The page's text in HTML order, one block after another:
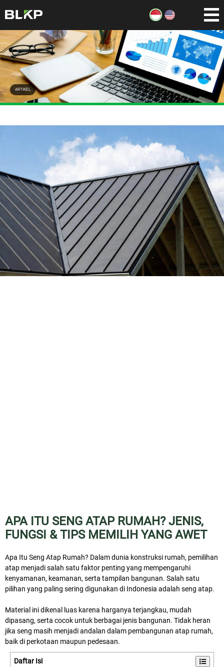
ARTIKEL
APA ITU SENG ATAP RUMAH? JENIS,
FUNGSI & TIPS MEMILIH YANG AWET
Apa Itu Seng Atap Rumah? Dalam dunia konstruksi rumah, pemilihan
atap menjadi salah satu faktor penting yang mempengaruhi
kenyamanan, keamanan, serta tampilan bangunan. Salah satu
pilihan yang paling sering digunakan di Indonesia adalah seng atap.
Material ini dikenal luas karena harganya terjangkau, mudah
dipasang, serta cocok untuk berbagai jenis bangunan. Tidak heran
jika seng masih menjadi andalan dalam pembangunan atap rumah,
baik di perkotaan maupun pedesaan.
Daftar Isi